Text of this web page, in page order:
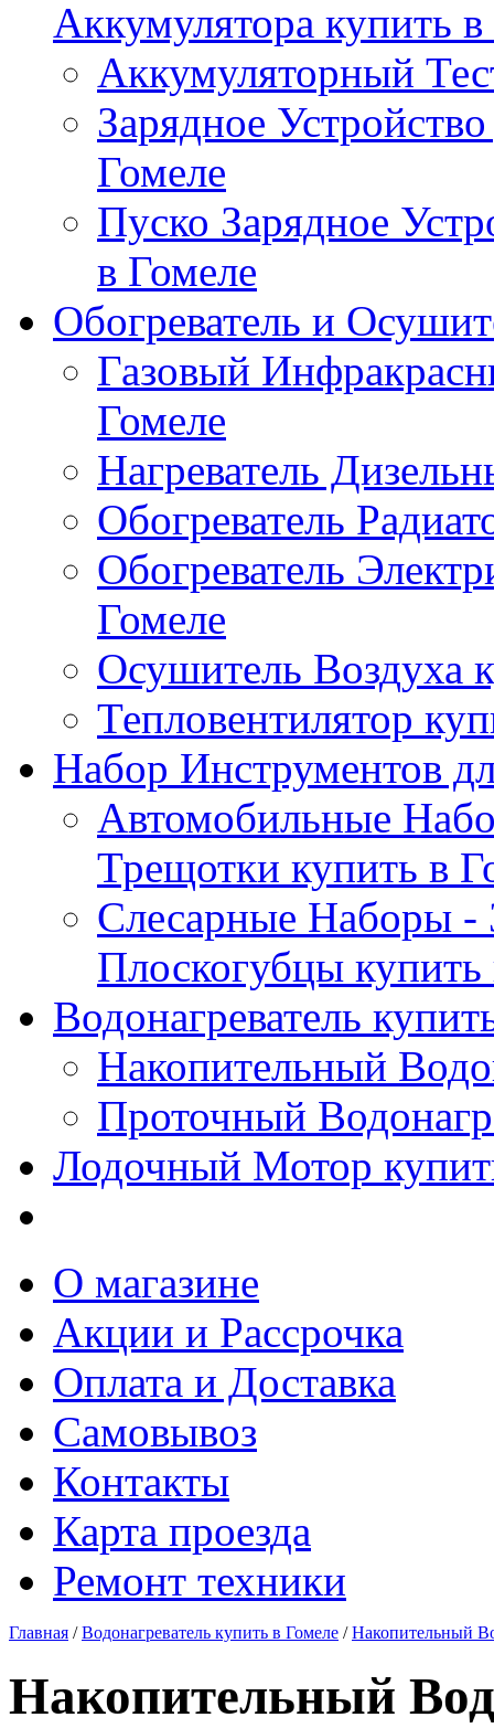
Аккумулятора купить
Аккумуляторный
Зарядное
Гомеле
Пуско Зарядное
в Гомеле
Обогреватель и
Газовый
Гомеле
Нагреватель
Обогреватель
Обогреватель
Гомеле
Осушитель Воздуха
Тепловентилятор
Набор Инструментов
Автомобильные
Трещотки купить в
Слесарные Наборы
Плоскогубцы купить
Водонагреватель
Накопительный
Проточный
Лодочный Мотор
О магазине
Акции и Рассрочка
Оплата и Доставка
Самовывоз
Контакты
Карта проезда
Ремонт техники
Главная /Водонагреватель купить в Гомеле /Накопительный
Накопительный